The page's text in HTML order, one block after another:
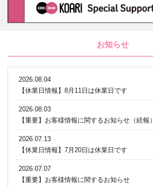
お知らせ
2026.08.04
【休業日情報】8月11日は休業日です
2026.08.03
【重要】お客様情報に関するお知らせ（続報）
2026.07.13
【休業日情報】7月20日は休業日です
2026.07.07
【重要】お客様情報に関するお知らせ